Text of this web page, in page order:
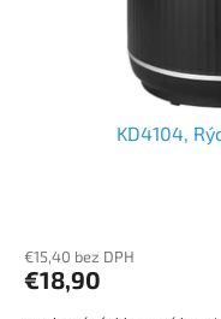
KD4104,
€15,40 bez DPH
€18,90